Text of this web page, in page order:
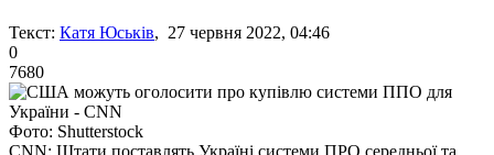
Текст: Катя Юськів, 27 червня 2022, 04:46
0
7680
Фото: Shutterstock
CNN: Штати поставлять Україні системи ПРО середньої та